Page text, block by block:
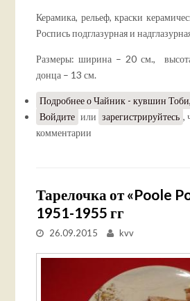
Керамика, рельеф, краски
Роспись подглазурная и
Размеры: ширина – 20 см.,
донца – 13 см.
Подробнеео Чайник - кувшин
Войдите или зарегистрируйтесь ,
комментарии
Тарелочка от «Poole
1951-1955 гг
26.09.2015 kvv